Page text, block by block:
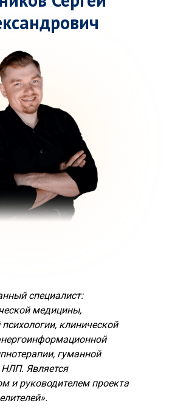
специалист:
медицины,
клинической
гуманной
НЛП. Является
и руководителем проекта